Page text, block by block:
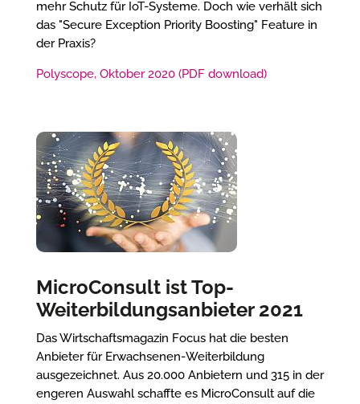
mehr Schutz für IoT-Systeme. Doch wie verhält sich
das "Secure Exception Priority Boosting" Feature in
der Praxis?
Polyscope, Oktober 2020 (PDF download)
MicroConsult ist Top-
Weiterbildungsanbieter 2021
Das Wirtschaftsmagazin Focus hat die besten
Anbieter für Erwachsenen-Weiterbildung
ausgezeichnet. Aus 20.000 Anbietern und 315 in der
engeren Auswahl schaffte es MicroConsult auf die